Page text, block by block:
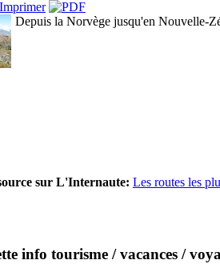
Depuis la Norvège jusqu'en Nouvelle-
sur L'Internaute: Les routes les
info tourisme / vacances /